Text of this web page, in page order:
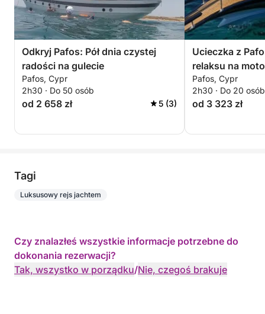
Odkryj Pafos: Pół dnia czystej
radości na gulecie
Pafos, Cypr
2h30 · Do 50 osób
od 2 658 zł 5 (3)
Ucieczka z
relaksu na
Pafos, Cypr
2h30 · Do 20 osób
od 3 323 zł
Tagi
Luksusowy rejs jachtem
Czy znalazłeś wszystkie informacje potrzebne do
dokonania rezerwacji?
Tak, wszystko w porządku/Nie, czegoś brakuje